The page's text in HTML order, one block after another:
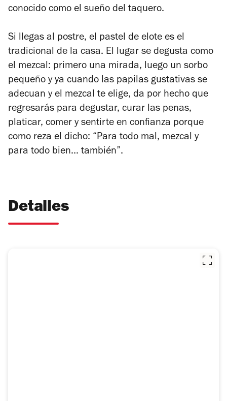
conocido como el sueño del taquero.
Si llegas al postre, el pastel de elote es el
tradicional de la casa. El lugar se degusta como
el mezcal: primero una mirada, luego un sorbo
pequeño y ya cuando las papilas gustativas se
adecuan y el mezcal te elige, da por hecho que
regresarás para degustar, curar las penas,
platicar, comer y sentirte en confianza porque
como reza el dicho: “Para todo mal, mezcal y
para todo bien... también”.
Detalles